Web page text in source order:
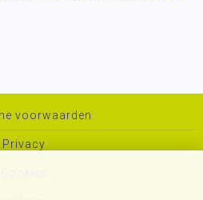
voorwaarden
Privacy